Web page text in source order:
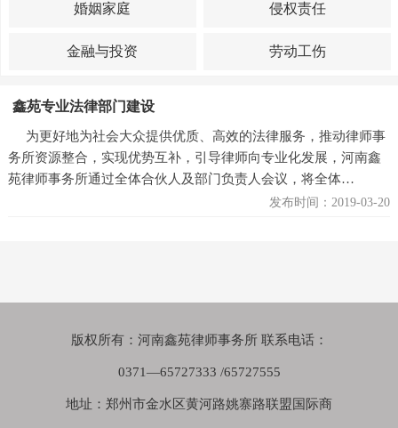
婚姻家庭 侵权责任
金融与投资 劳动工伤
鑫苑专业法律部门建设
为更好地为社会大众提供优质、高效的法律服务，推动律师事
务所资源整合，实现优势互补，引导律师向专业化发展，河南鑫
苑律师事务所通过全体合伙人及部门负责人会议，将全体…
发布时间：2019-03-20
版权所有：河南鑫苑律师事务所 联系电话：
0371—65727333 /65727555
地址：郑州市金水区黄河路姚寨路联盟国际商